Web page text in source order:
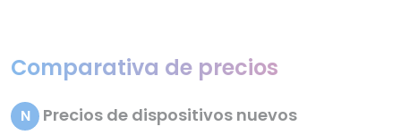
Comparativa de precios
N Precios de dispositivos nuevos